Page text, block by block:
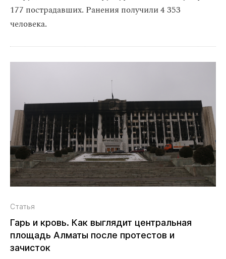
177 пострадавших. Ранения получили 4 353
человека.
Статья
Гарь и кровь. Как выглядит центральная
площадь Алматы после протестов и
зачисток